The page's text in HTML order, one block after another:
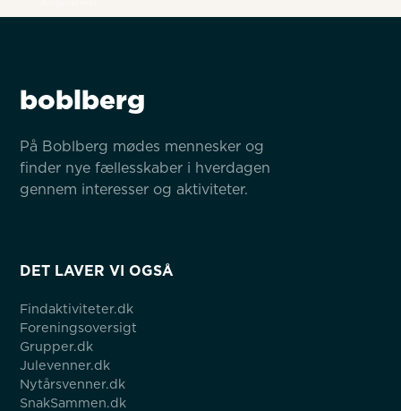
boblberg
På Boblberg mødes mennesker og
finder nye fællesskaber i hverdagen
gennem interesser og aktiviteter.
DET LAVER VI OGSÅ
Findaktiviteter.dk
Foreningsoversigt
Grupper.dk
Julevenner.dk
Nytårsvenner.dk
SnakSammen.dk